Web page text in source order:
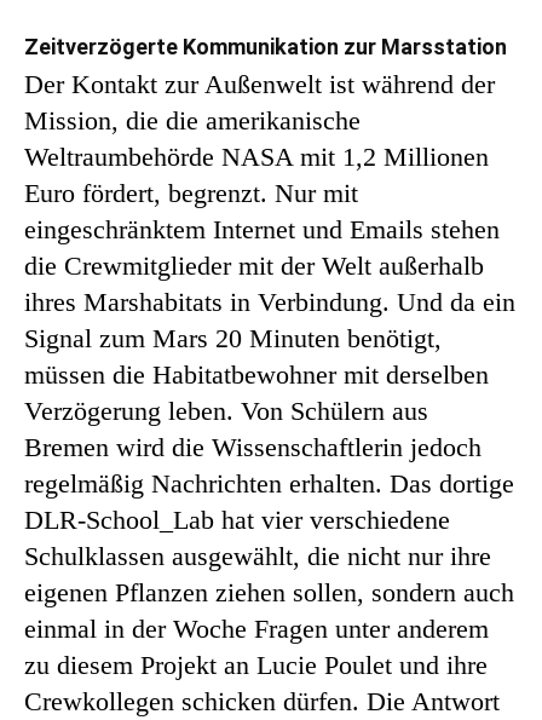
Zeitverzögerte Kommunikation zur Marsstation
Der Kontakt zur Außenwelt ist während der
Mission, die die amerikanische
Weltraumbehörde NASA mit 1,2 Millionen
Euro fördert, begrenzt. Nur mit
eingeschränktem Internet und Emails stehen
die Crewmitglieder mit der Welt außerhalb
ihres Marshabitats in Verbindung. Und da ein
Signal zum Mars 20 Minuten benötigt,
müssen die Habitatbewohner mit derselben
Verzögerung leben. Von Schülern aus
Bremen wird die Wissenschaftlerin jedoch
regelmäßig Nachrichten erhalten. Das dortige
DLR-School_Lab hat vier verschiedene
Schulklassen ausgewählt, die nicht nur ihre
eigenen Pflanzen ziehen sollen, sondern auch
einmal in der Woche Fragen unter anderem
zu diesem Projekt an Lucie Poulet und ihre
Crewkollegen schicken dürfen. Die Antwort